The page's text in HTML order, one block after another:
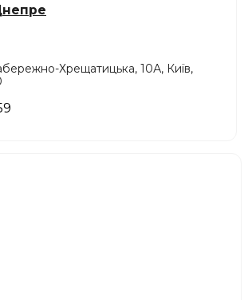
Хрещатицька, 10А, Київ,